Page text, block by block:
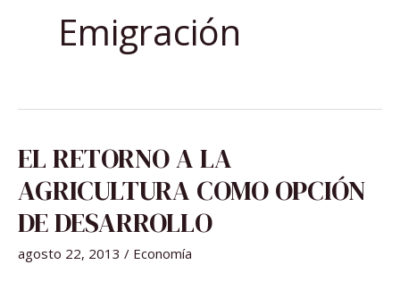
Emigración
EL RETORNO A LA
AGRICULTURA COMO OPCIÓN
DE DESARROLLO
agosto 22, 2013 / Economía
EL
RETORNO
A
LA
AGRICULTURA
COMO
OPCIÓN
DE
DESARROLLO